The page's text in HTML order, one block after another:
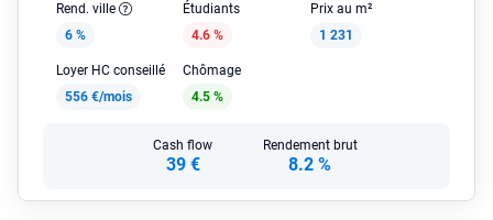
Rend. ville
6 %
Étudiants
4.6 %
Prix au m²
1 231
Loyer HC conseillé
556 €/mois
Chômage
4.5 %
Cash flow
39 €
Rendement brut
8.2 %